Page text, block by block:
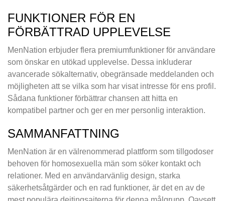
FUNKTIONER FÖR EN
FÖRBÄTTRAD UPPLEVELSE
MenNation erbjuder flera premiumfunktioner för användare
som önskar en utökad upplevelse. Dessa inkluderar
avancerade sökalternativ, obegränsade meddelanden och
möjligheten att se vilka som har visat intresse för ens profil.
Sådana funktioner förbättrar chansen att hitta en
kompatibel partner och ger en mer personlig interaktion.
SAMMANFATTNING
MenNation är en välrenommerad plattform som tillgodoser
behoven för homosexuella män som söker kontakt och
relationer. Med en användarvänlig design, starka
säkerhetsåtgärder och en rad funktioner, är det en av de